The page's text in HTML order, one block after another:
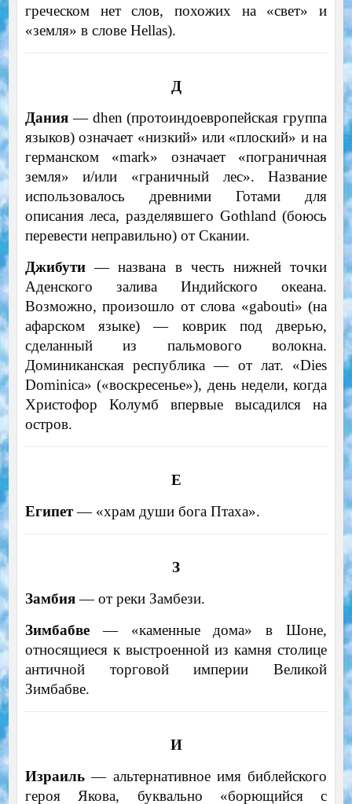
греческом нет слов, похожих на «свет» и
«земля» в слове Hellas).
Д
Дания— dhen (протоиндоевропейская группа
языков) означает «низкий» или «плоский» и на
германском «mark» означает «пограничная
земля» и/или «граничный лес». Название
использовалось древними Готами для
описания леса, разделявшего Gothland (боюсь
перевести неправильно) от Скании.
Джибути— названа в честь нижней точки
Аденского залива Индийского океана.
Возможно, произошло от слова «gabouti» (на
афарском языке) — коврик под дверью,
сделанный из пальмового волокна.
Доминиканская республика — от лат. «Dies
Dominica» («воскресенье»), день недели, когда
Христофор Колумб впервые высадился на
остров.
Е
Египет— «храм души бога Птаха».
З
Замбия— от реки Замбези.
Зимбабве— «каменные дома» в Шоне,
относящиеся к выстроенной из камня столице
античной торговой империи Великой
Зимбабве.
И
Израиль— альтернативное имя библейского
героя Якова, буквально «борющийся с